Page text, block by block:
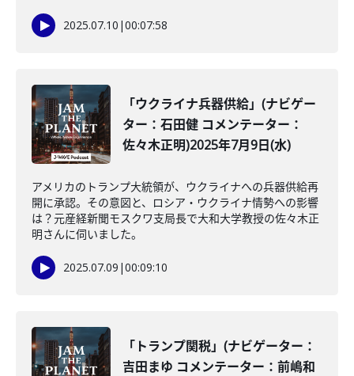
2025.07.10 |00:07:58
「ウクライナ兵器供給」(ナビゲー
ター：石田健 コメンテーター：
佐々木正明)2025年7月9日(水)
アメリカのトランプ大統領が、ウクライナへの兵器供給再
開に承認。その意図と、ロシア・ウクライナ情勢への影響
は？元産経新聞モスクワ支局長で大和大学教授の佐々木正
明さんに伺いました。
2025.07.09 |00:09:10
「トランプ関税」(ナビゲーター：
吉田まゆ コメンテーター：前嶋和